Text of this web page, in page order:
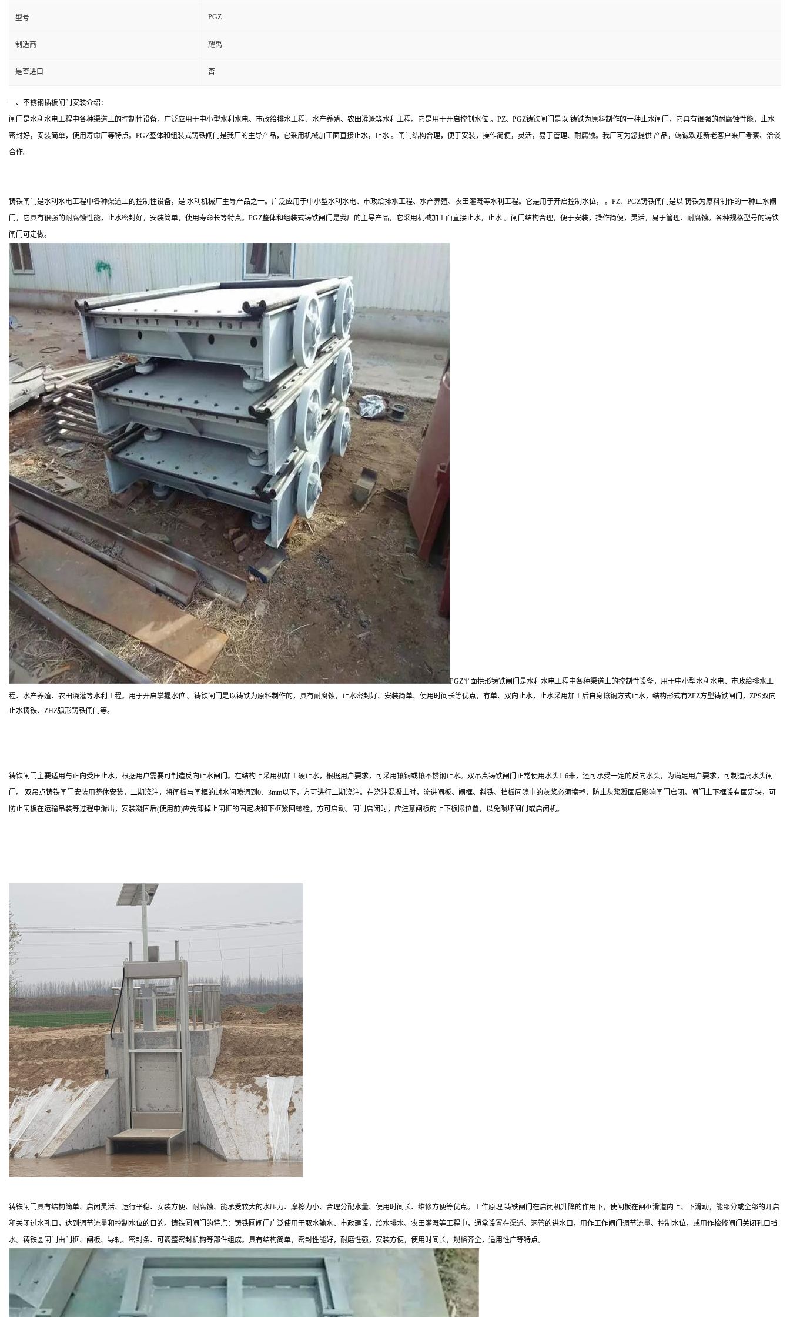
型号 PGZ
制造商 耀禹
是否进口 否
一、不锈钢插板闸门安装介绍：
闸门是水利水电工程中各种渠道上的控制性设备，广泛应用于中小型水利水电、市政给排水工程、水产养殖、农田灌溉等水利工程。它是用于开启控制水位 。PZ、PGZ铸铁闸门是以 铸铁为原料制作的一种止水闸门，它具有很强的耐腐蚀性能，止水
密封好，安装简单，使用寿命厂等特点。PGZ整体和组装式铸铁闸门是我厂的主导产品，它采用机械加工面直接止水，止水 。闸门结构合理，便于安装，操作简便，灵活，易于管理、耐腐蚀。我厂可为您提供 产品，竭诚欢迎新老客户来厂考察、洽谈
合作。
铸铁闸门是水利水电工程中各种渠道上的控制性设备，是 水利机械厂主导产品之一。广泛应用于中小型水利水电、市政给排水工程、水产养殖、农田灌溉等水利工程。它是用于开启控制水位， 。PZ、PGZ铸铁闸门是以 铸铁为原料制作的一种止水闸
门，它具有很强的耐腐蚀性能，止水密封好，安装简单，使用寿命长等特点。PGZ整体和组装式铸铁闸门是我厂的主导产品，它采用机械加工面直接止水，止水 。闸门结构合理，便于安装，操作简便，灵活，易于管理、耐腐蚀。各种规格型号的铸铁
闸门可定做。
PGZ平面拱形铸铁闸门是水利水电工程中各种渠道上的控制性设备，用于中小型水利水电、市政给排水工
程、水产养殖、农田浇灌等水利工程。用于开启掌握水位 。铸铁闸门是以铸铁为原料制作的，具有耐腐蚀，止水密封好、安装简单、使用时间长等优点，有单、双向止水，止水采用加工后自身镶铜方式止水，结构形式有ZFZ方型铸铁闸门，ZPS双向
止水铸铁、ZHZ弧形铸铁闸门等。
铸铁闸门主要适用与正向受压止水，根据用户需要可制造反向止水闸门。在结构上采用机加工硬止水，根据用户要求，可采用镶铜或镶不锈钢止水。双吊点铸铁闸门正常使用水头1-6米，还可承受一定的反向水头，为满足用户要求，可制造高水头闸
门。 双吊点铸铁闸门安装用整体安装，二期浇注，将闸板与闸框的封水间隙调到0．3mm以下，方可进行二期浇注。在浇注混凝土时，流进闸板、闸框、斜铁、挡板间隙中的灰浆必须擦掉，防止灰浆凝固后影响闸门启闭。闸门上下框设有固定块，可
防止闸板在运输吊装等过程中滑出，安装凝固后(使用前)应先卸掉上闸框的固定块和下框紧回螺栓，方可启动。闸门启闭时，应注意闸板的上下板限位置，以免陨坏闸门或启闭机。
铸铁闸门具有结构简单、启闭灵活、运行平稳、安装方便、耐腐蚀、能承受较大的水压力、摩擦力小、合理分配水量、使用时间长、维修方便等优点。工作原理:铸铁闸门在启闭机升降的作用下，使闸板在闸框滑道内上、下滑动，能部分或全部的开启
和关闭过水孔口，达到调节流量和控制水位的目的。铸铁圆闸门的特点：铸铁圆闸门广泛使用于取水输水、市政建设，给水排水、农田灌溉等工程中，通常设置在渠道、涵管的进水口，用作工作闸门调节流量、控制水位，或用作检修闸门关闭孔口挡
水。铸铁圆闸门由门框、闸板、导轨、密封条、可调整密封机构等部件组成。具有结构简单，密封性能好，耐磨性强，安装方便，使用时间长，规格齐全，适用性广等特点。